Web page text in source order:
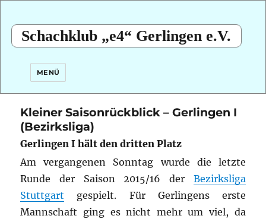
Schachklub „e4“ Gerlingen e.V.
MENÜ
Kleiner Saisonrückblick – Gerlingen I
(Bezirksliga)
Gerlingen I hält den dritten Platz
Am vergangenen Sonntag wurde die letzte
Runde der Saison 2015/16 der Bezirksliga
Stuttgart gespielt. Für Gerlingens erste
Mannschaft ging es nicht mehr um viel, da